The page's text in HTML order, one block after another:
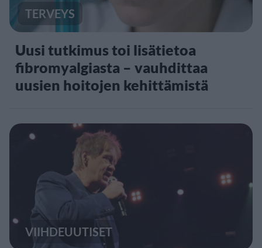
TERVEYS
Uusi tutkimus toi lisätietoa
fibromyalgiasta – vauhdittaa
uusien hoitojen kehittämistä
VIIHDEUUTISET